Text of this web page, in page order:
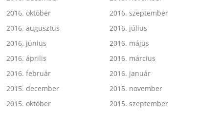
2016. október
2016. szeptember
2016. augusztus
2016. július
2016. június
2016. május
2016. április
2016. március
2016. február
2016. január
2015. december
2015. november
2015. október
2015. szeptember